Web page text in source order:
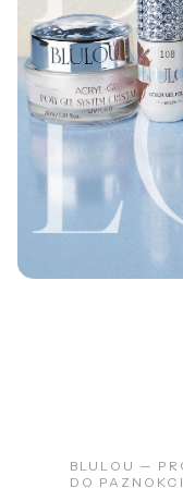
BLULOU —
DO PAZNOKCI